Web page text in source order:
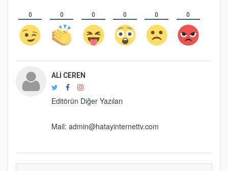
0 0 0 0 0 0
ALI CEREN
Editörün Diğer Yazıları
Mail: admin@hatayinternettv.com